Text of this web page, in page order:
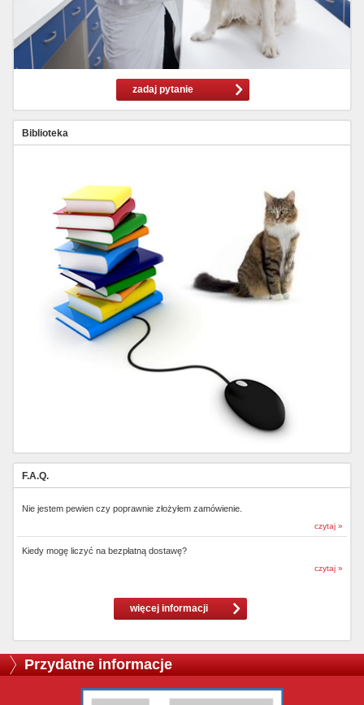
zadaj pytanie
Biblioteka
F.A.Q.
Nie jestem pewien czy poprawnie złożyłem zamówienie.
czytaj »
Kiedy mogę liczyć na bezpłatną dostawę?
czytaj »
więcej informacji
Przydatne informacje